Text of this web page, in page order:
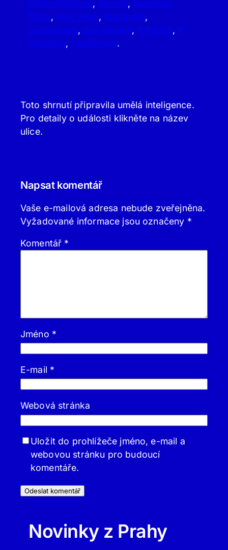
Elišky Peškové, Soudní, Generála
Šišky, Pod Vinicí, Medinská,
Lochenická, Slavětínská, V Pátém, V
Soudním, Toužimská.
Toto shrnutí připravila umělá inteligence.
Pro detaily o události klikněte na název
ulice.
Napsat komentář
Vaše e-mailová adresa nebude zveřejněna.
Vyžadované informace jsou označeny *
Komentář *
Jméno *
E-mail *
Webová stránka
Uložit do prohlížeče jméno, e-mail a
webovou stránku pro budoucí
komentáře.
Novinky z Prahy